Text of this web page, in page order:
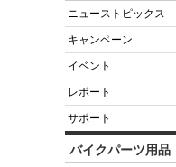
ニューストピックス
キャンペーン
イベント
レポート
サポート
バイクパーツ用品